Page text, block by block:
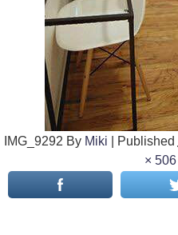
IMG_9292 By Miki Published
× 506